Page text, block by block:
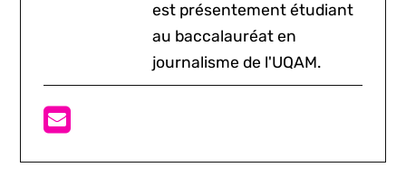
est présentement étudiant
au baccalauréat en
journalisme de l'UQAM.